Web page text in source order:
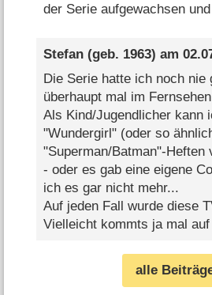
der Serie aufgewachsen
Stefan(geb. 1963) am
Die Serie hatte ich noch
überhaupt mal im
Als Kind/Jugendlicher kann
"Wundergirl" (oder so
"Superman/Batman"-
- oder es gab eine eigene
ich es gar nicht mehr...
Auf jeden Fall wurde diese
Vielleicht kommts ja mal
alle